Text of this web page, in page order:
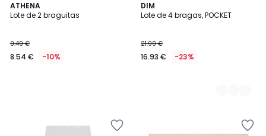
ATHENA
Lote de 2 braguitas
9.49 €
8.54 € -10%
DIM
Lote de 4 bragas, POCKET
21.99 €
16.93 € -23%
2
Colores